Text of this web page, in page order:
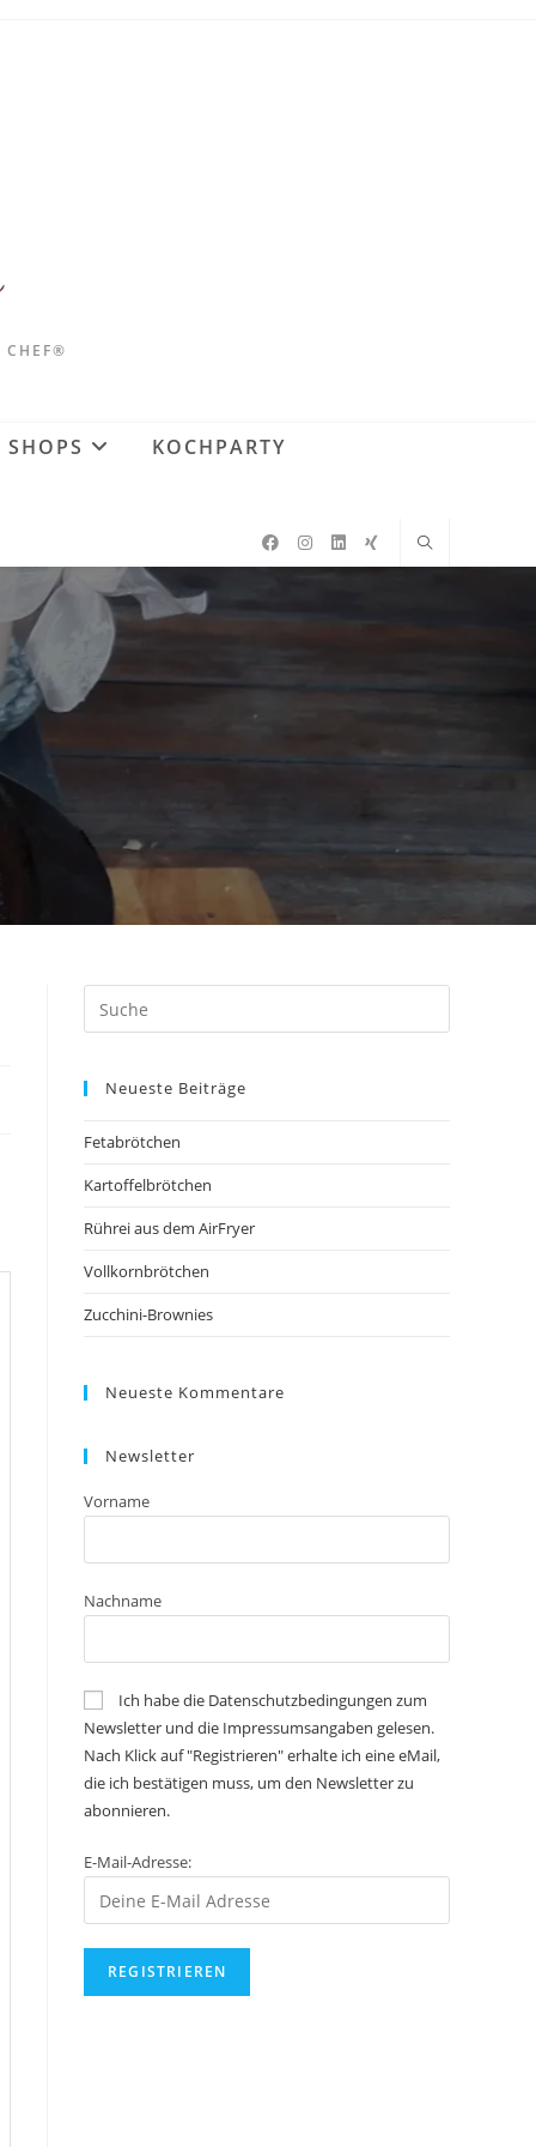
CHEF®
SHOPS KOCHPARTY
Neueste Beiträge
Fetabrötchen
Kartoffelbrötchen
Rührei aus dem AirFryer
Vollkornbrötchen
Zucchini-Brownies
Neueste Kommentare
Newsletter
Vorname
Nachname
Ich habe die Datenschutzbedingungen zum
Newsletter und die Impressumsangaben gelesen.
Nach Klick auf "Registrieren" erhalte ich eine eMail,
die ich bestätigen muss, um den Newsletter zu
abonnieren.
E-Mail-Adresse: